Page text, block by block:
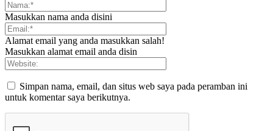
Masukkan nama anda disini
Alamat email yang anda masukkan salah!
Masukkan alamat email anda disin
Simpan nama, email, dan situs web saya pada peramban ini
untuk komentar saya berikutnya.